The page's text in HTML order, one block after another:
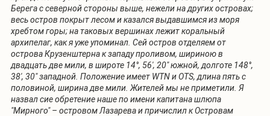
Берега с северной стороны выше, нежели на других островах;
весь остров покрыт лесом и казался выдавшимся из моря
хребтом горы; на таковых вершинах лежит коральный
архипелаг, как я уже упоминал. Сей остров отделяем от
острова Крузенштерна к западу проливом, шириною в
двадцать две мили, в широте 14°, 56', 20" южной, долготе 148°,
38', 30" западной. Положение имеет WTN и OTS, длина пять с
половиной, ширина две мили. Жителей мы не приметили. Я
назвал сие обретение наше по имени капитана шлюпа
"Мирного" – островом Лазарева и причислил к Островам